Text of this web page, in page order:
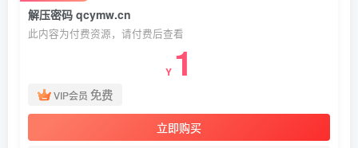
解压密码 qcymw.cn
此内容为付费资源，请付费后查看
Y 1
VIP会员 免费
立即购买